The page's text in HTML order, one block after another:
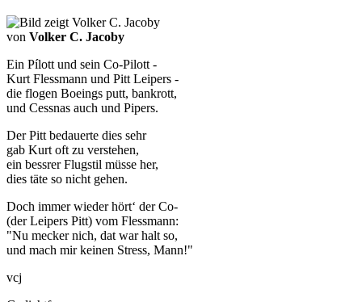
von Volker C. Jacoby
Ein Pílott und sein Co-Pilott -
Kurt Flessmann und Pitt Leipers -
die flogen Boeings putt, bankrott,
und Cessnas auch und Pipers.
Der Pitt bedauerte dies sehr
gab Kurt oft zu verstehen,
ein bessrer Flugstil müsse her,
dies täte so nicht gehen.
Doch immer wieder hört‘ der Co-
(der Leipers Pitt) vom Flessmann:
"Nu mecker nich, dat war halt so,
und mach mir keinen Stress, Mann!"
vcj